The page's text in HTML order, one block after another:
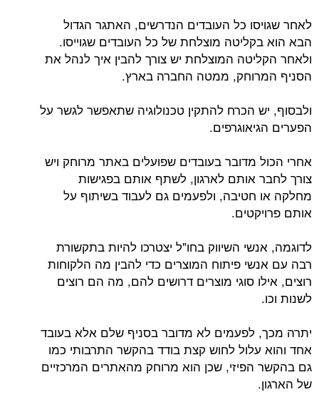
לאחר שגויסו כל העובדים הנדרשים, האתגר הגדול
הבא הוא בקליטה מוצלחת של כל העובדים שגוייסו.
ולאחר הקליטה המוצלחת יש צורך להבין איך לנהל את
הסניף המרוחק, ממטה החברה בארץ.
ולבסוף, יש הכרח להתקין טכנולוגיה שתאפשר לגשר על
הפערים הגיאוגרפים.
אחרי הכול מדובר בעובדים שפועלים באתר מרוחק ויש
צורך לחבר אותם לארגון, לשתף אותם בפגישות
מחלקה או חטיבה, ולפעמים גם לעבוד בשיתוף על
אותם פרויקטים.
לדוגמה, אנשי השיווק בחו"ל יצטרכו להיות בתקשורת
רבה עם אנשי פיתוח המוצרים כדי להבין מה הלקוחות
רוצים, אילו סוגי מוצרים דרושים להם, מה הם רוצים
לשנות וכו.
יתרה מכך, לפעמים לא מדובר בסניף שלם אלא בעובד
אחד והוא עלול לחוש קצת בודד בהקשר התרבותי כמו
גם בהקשר הפיזי, שכן הוא מרוחק מהאתרים המרכזיים
של הארגון.